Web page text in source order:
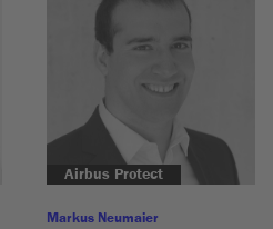
Airbus Protect
Markus Neumaier